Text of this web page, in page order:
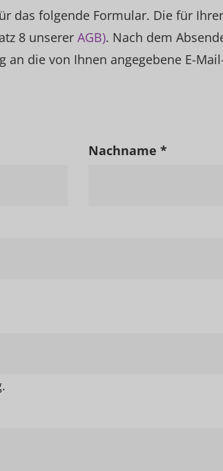
das folgende Formular. Die für
8 unserer AGB). Nach dem
die von Ihnen angegebene E-
Nachname *